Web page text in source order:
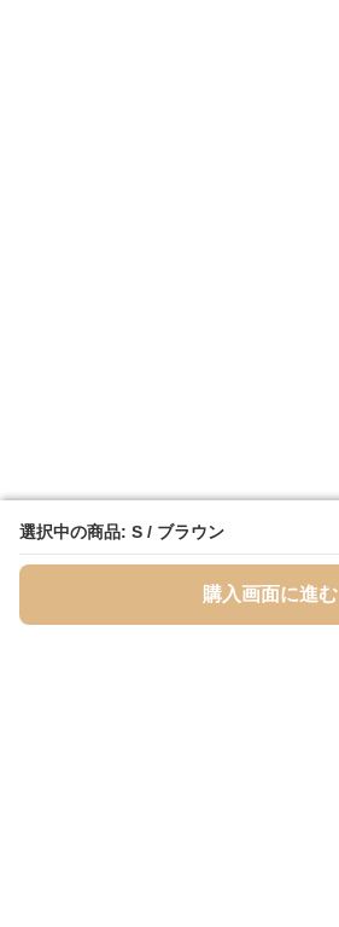
選択中の商品: S / ブラウン
購入画面に進む
選択中の商品: S / ブラウン
購入画面に進む